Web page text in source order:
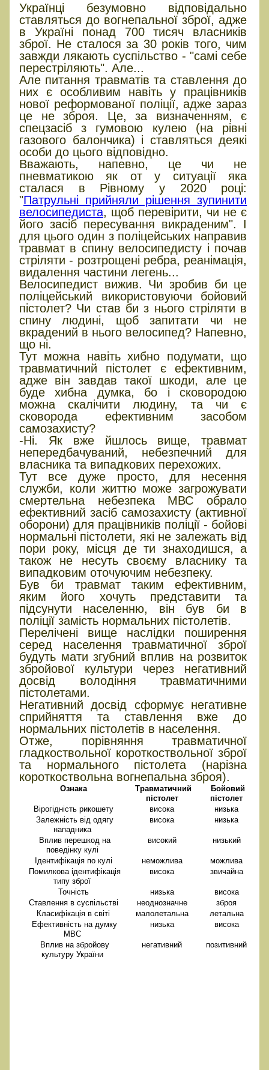
Українці безумовно відповідально
ставляться до вогнепальної зброї, адже
в Україні понад 700 тисяч власників
зброї. Не сталося за 30 років того, чим
завжди лякають суспільство - "самі себе
перестріляють". Але...
Але питання травматів та ставлення до
них є особливим навіть у працівників
нової реформованої поліції, адже зараз
це не зброя. Це, за визначенням, є
спецзасіб з гумовою кулею (на рівні
газового балончика) і ставляться деякі
особи до цього відповідно.
Вважають, напевно, це чи не
пневматикою як от у ситуації яка
сталася в Рівному у 2020 році:
"Патрульні прийняли рішення зупинити
велосипедиста, щоб перевірити, чи не є
його засіб пересування викраденим". І
для цього один з поліцейських направив
травмат в спину велосипедисту і почав
стріляти - розтрощені ребра, реанімація,
видалення частини легень...
Велосипедист вижив. Чи зробив би це
поліцейський використовуючи бойовий
пістолет? Чи став би з нього стріляти в
спину людині, щоб запитати чи не
вкрадений в нього велосипед? Напевно,
що ні.
Тут можна навіть хибно подумати, що
травматичний пістолет є ефективним,
адже він завдав такої шкоди, але це
буде хибна думка, бо і сковородою
можна скалічити людину, та чи є
сковорода ефективним засобом
самозахисту?
-Ні. Як вже йшлось вище, травмат
непередбачуваний, небезпечний для
власника та випадкових перехожих.
Тут все дуже просто, для несення
служби, коли життю може загрожувати
смертельна небезпека МВС обрало
ефективний засіб самозахисту (активної
оборони) для працівників поліції - бойові
нормальні пістолети, які не залежать від
пори року, місця де ти знаходишся, а
також не несуть своєму власнику та
випадковим оточуючим небезпеку.
Був би травмат таким ефективним,
яким його хочуть представити та
підсунути населенню, він був би в
поліції замість нормальних пістолетів.
Перелічені вище наслідки поширення
серед населення травматичної зброї
будуть мати згубний вплив на розвиток
збройової культури через негативний
досвід володіння травматичними
пістолетами.
Негативний досвід сформує негативне
сприйняття та ставлення вже до
нормальних пістолетів в населення.
Отже, порівняння травматичної
гладкоствольної короткоствольної зброї
та нормального пістолета (нарізна
короткоствольна вогнепальна зброя).
Ознака
Травматичний
пістолет
Бойовий
пістолет
Вірогідність рикошету
висока
низька
Залежність від одягу
нападника
висока низька
Вплив перешкод на
поведінку кулі
високий низький
Ідентифікація по кулі неможлива
можлива
Помилкова ідентифікація
типу зброї
висока звичайна
Точність низька
висока
Ставлення в суспільстві
неоднозначне
зброя
Класифікація в світі
малолетальна
летальна
Ефективність на думку
МВС
низька висока
Вплив на збройову
культуру України
негативний позитивний